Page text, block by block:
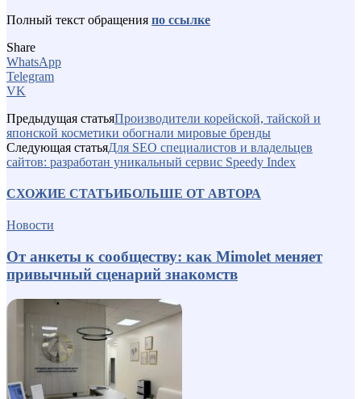
Полный текст обращения по ссылке
Share
WhatsApp
Telegram
VK
Предыдущая статьяПроизводители корейской, тайской и
японской косметики обогнали мировые бренды
Следующая статьяДля SEO специалистов и владельцев
сайтов: разработан уникальный сервис Speedy Index
СХОЖИЕ СТАТЬИБОЛЬШЕ ОТ АВТОРА
Новости
От анкеты к сообществу: как Mimolet меняет
привычный сценарий знакомств